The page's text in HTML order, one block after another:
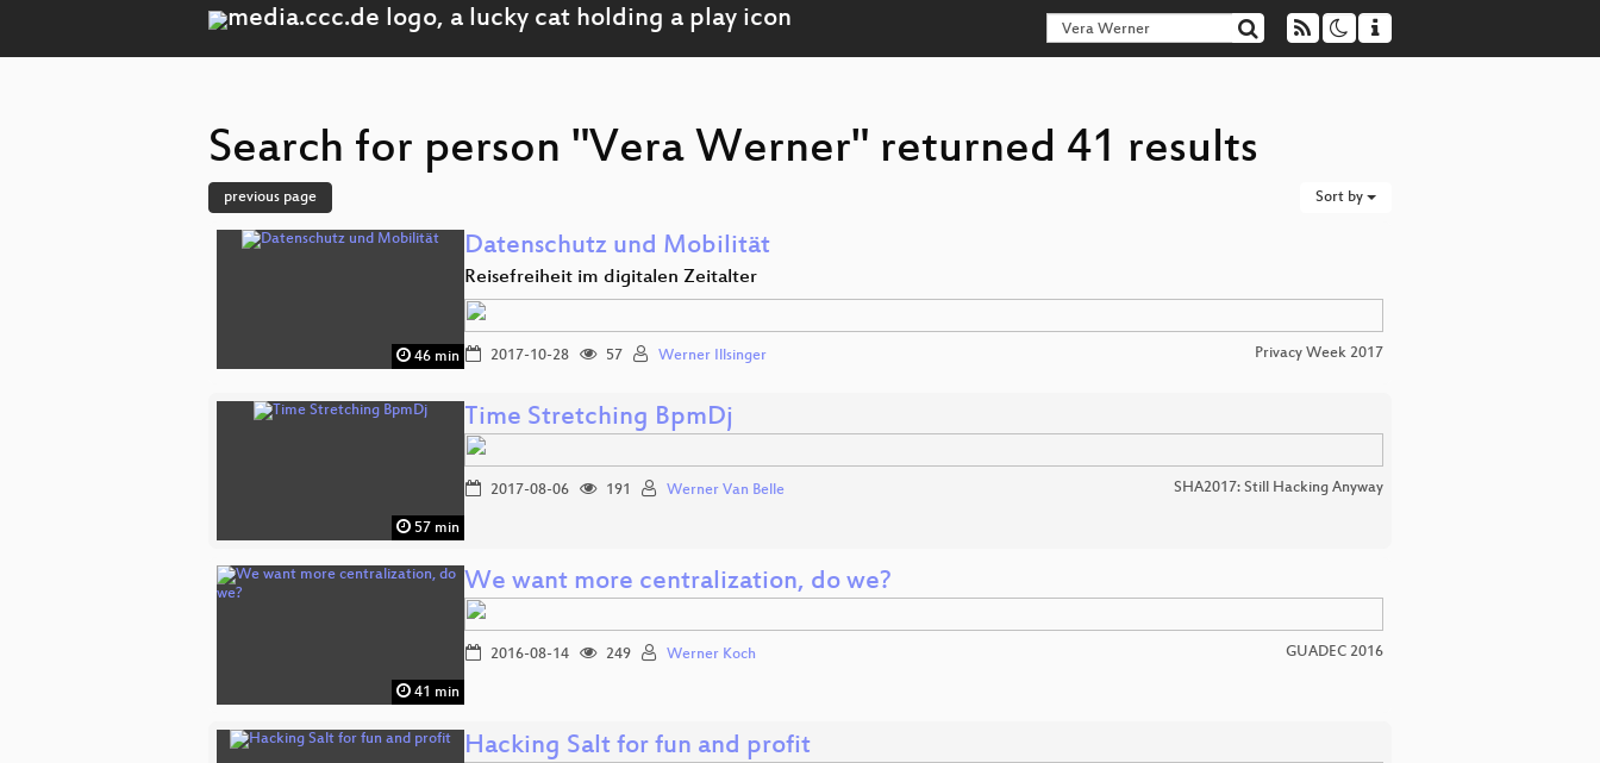
Search for person "Vera Werner" returned 41 results
previous page Sort by
46 min
Datenschutz und Mobilität
Reisefreiheit im digitalen Zeitalter
2017-10-28 57 Werner Illsinger Privacy Week 2017
57 min
Time Stretching BpmDj
2017-08-06 191 Werner Van Belle SHA2017: Still Hacking Anyway
41 min
We want more centralization, do we?
2016-08-14 249 Werner Koch GUADEC 2016
Hacking Salt for fun and profit